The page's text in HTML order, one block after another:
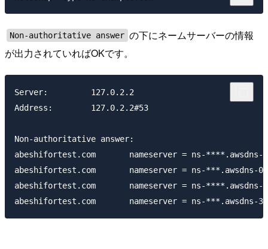
Non-authoritative answer の下にネームサーバーの情報
が出力されていればOKです。
Server:		127.0.2.2
Address:	127.0.2.2#53
Non-authoritative answer:
abeshifortest.com	nameserver = ns-****.awsdns-01.co.uk.
abeshifortest.com	nameserver = ns-***.awsdns-02.net.
abeshifortest.com	nameserver = ns-****.awsdns-29.org.